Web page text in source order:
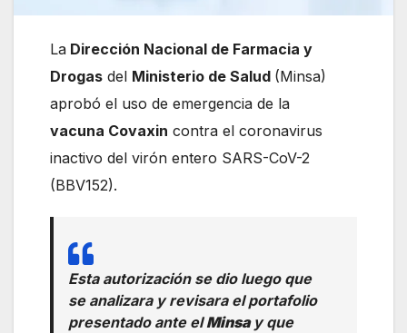
La Dirección Nacional de Farmacia y
Drogas del Ministerio de Salud (Minsa)
aprobó el uso de emergencia de la
vacuna Covaxin contra el coronavirus
inactivo del virón entero SARS-CoV-2
(BBV152).
Esta autorización se dio luego que
se analizara y revisara el portafolio
presentado ante elMinsa y que